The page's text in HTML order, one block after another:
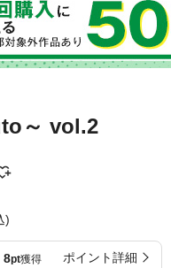
～ vol.2
)
8pt獲得 ポイント詳細